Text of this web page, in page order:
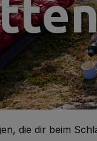
die dir beim